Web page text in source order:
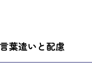
葉遣いと配慮